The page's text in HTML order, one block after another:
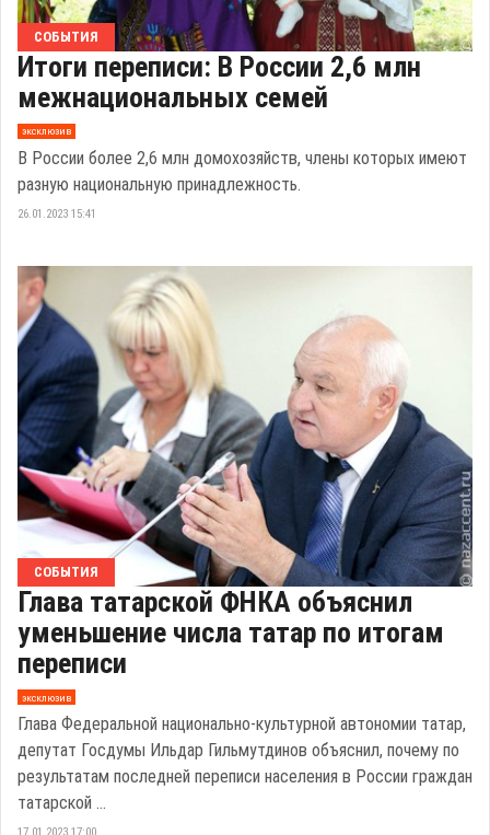
СОБЫТИЯ
Итоги переписи: В России 2,6 млн
межнациональных семей
эксклюзив
В России более 2,6 млн домохозяйств, члены которых имеют
разную национальную принадлежность.
26.01.2023 15:41
СОБЫТИЯ
Глава татарской ФНКА объяснил
уменьшение числа татар по итогам
переписи
эксклюзив
Глава Федеральной национально-культурной автономии татар,
депутат Госдумы Ильдар Гильмутдинов объяснил, почему по
результатам последней переписи населения в России граждан
татарской ...